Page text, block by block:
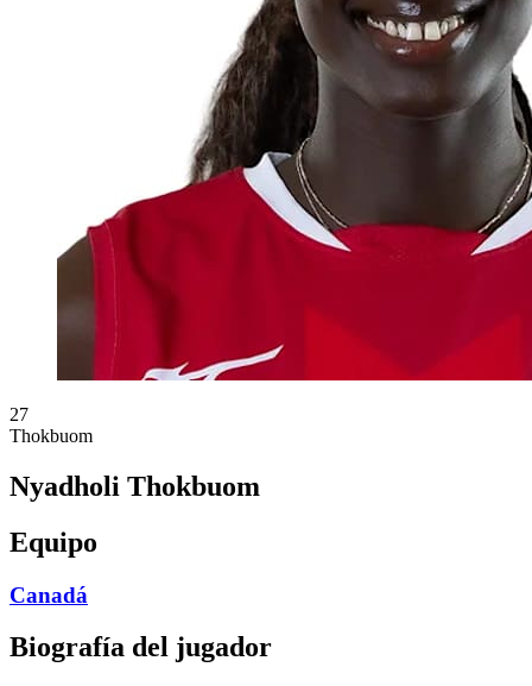
27
Thokbuom
Nyadholi Thokbuom
Equipo
Canadá
Biografía del jugador